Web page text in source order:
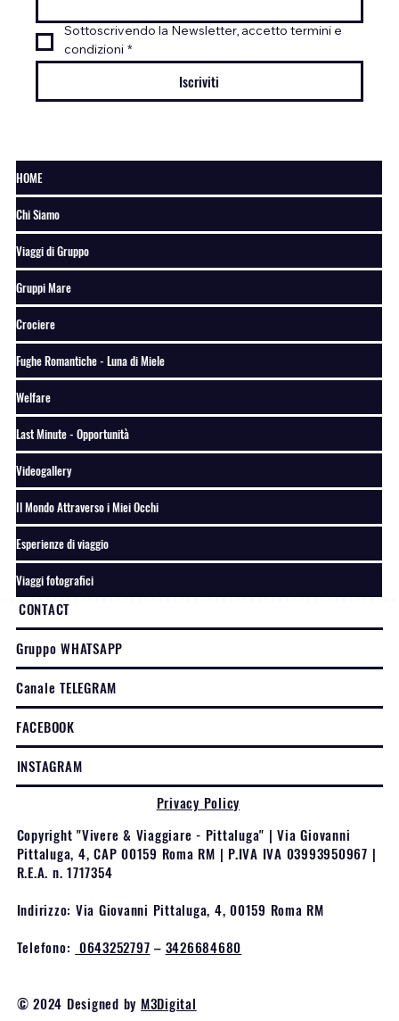
Sottoscrivendo la Newsletter, accetto termini e
condizioni *
Iscriviti
HOME
Chi Siamo
Viaggi di Gruppo
Gruppi Mare
Crociere
Fughe Romantiche - Luna di Miele
Welfare
Last Minute - Opportunità
Videogallery
Il Mondo Attraverso i Miei Occhi
Esperienze di viaggio
Viaggi fotografici
CONTACT
Gruppo WHATSAPP
Canale TELEGRAM
FACEBOOK
INSTAGRAM
Privacy Policy
Copyright "Vivere & Viaggiare - Pittaluga" | Via Giovanni
Pittaluga, 4, CAP 00159 Roma RM | P.IVA IVA 03993950967 |
R.E.A. n. 1717354
Indirizzo: Via Giovanni Pittaluga, 4, 00159 Roma RM
Telefono: 0643252797 – 3426684680
© 2024 Designed by M3Digital